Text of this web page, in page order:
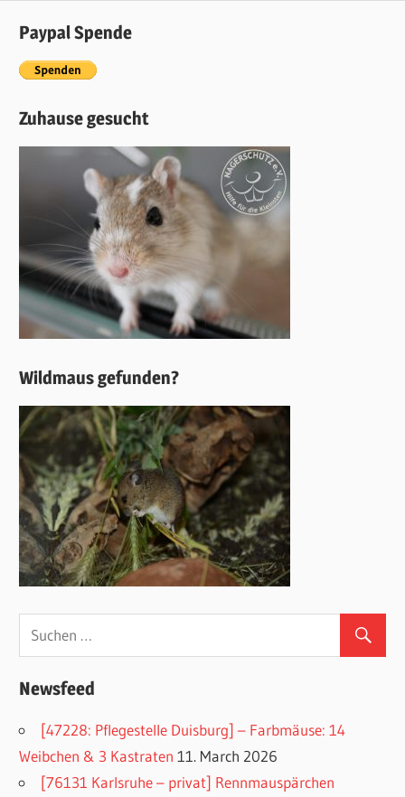
Paypal Spende
Zuhause gesucht
Wildmaus gefunden?
Newsfeed
[47228: Pflegestelle Duisburg] – Farbmäuse: 14
Weibchen & 3 Kastraten 11. March 2026
[76131 Karlsruhe – privat] Rennmauspärchen